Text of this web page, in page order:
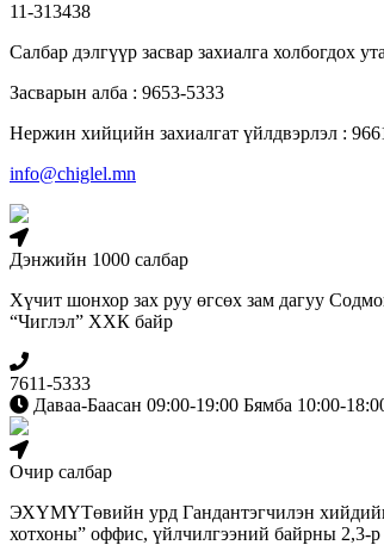
11-313438
Салбар дэлгүүр засвар захиалга холбогдох
Засварын алба : 9653-5333
Нержин хийцийн захиалгат үйлдвэрлэл :
info@chiglel.mn
Дэнжийн 1000 салбар
Хүчит шонхор зах руу өгсөх зам дагуу
“Чиглэл” ХХК байр
7611-5333
Даваа-Баасан 09:00-19:00 Бямба 10:00-
Очир салбар
ЭХҮМҮТөвийн урд Гандантэгчилэн
хотхоны” оффис, үйлчилгээний байрны 2,3-р